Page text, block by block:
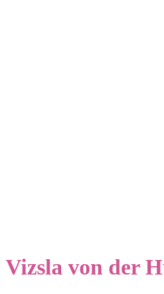
Vizsla von der